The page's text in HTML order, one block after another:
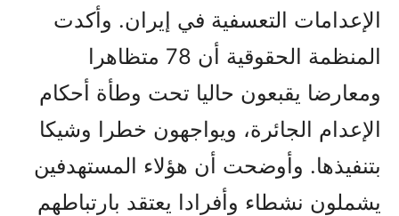
الإعدامات التعسفية في إيران. وأكدت
المنظمة الحقوقية أن 78 متظاهرا
ومعارضا يقبعون حاليا تحت وطأة أحكام
الإعدام الجائرة، ويواجهون خطرا وشيكا
بتنفيذها. وأوضحت أن هؤلاء المستهدفين
يشملون نشطاء وأفرادا يعتقد بارتباطهم